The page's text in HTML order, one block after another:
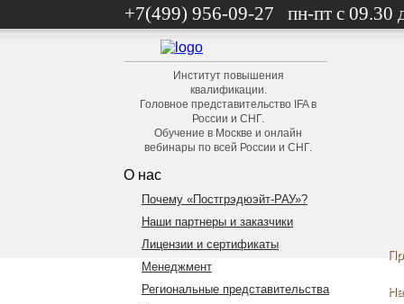
+7(499) 956-09-27 пн-пт с 09.30
Институт повышения
квалификации.
Головное представительство IFA в
России и СНГ.
Обучение в Москве и онлайн
вебинары по всей России и СНГ.
О нас
Почему «Постгрэдюэйт-РАУ»?
Наши партнеры и заказчики
Лицензии и сертификаты
Менеджмент
Региональные представительства